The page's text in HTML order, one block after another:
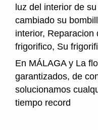
luz del interior de
cambiado su
interior,
frigorifico, Su
En MÁLAGA y La
garantizados, de
solucionamos
tiempo record